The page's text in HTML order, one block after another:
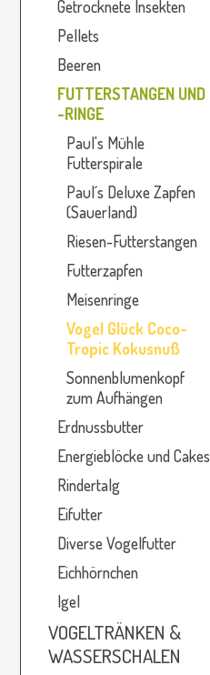
Getrocknete Insekten
Pellets
Beeren
FUTTERSTANGEN UND
-RINGE
Paul's Mühle
Futterspirale
Paul´s Deluxe Zapfen
(Sauerland)
Riesen-Futterstangen
Futterzapfen
Meisenringe
Vogel Glück Coco-
Tropic Kokusnuß
Sonnenblumenkopf
zum Aufhängen
Erdnussbutter
Energieblöcke und Cakes
Rindertalg
Eifutter
Diverse Vogelfutter
Eichhörnchen
Igel
VOGELTRÄNKEN &
WASSERSCHALEN